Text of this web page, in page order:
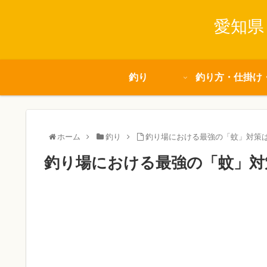
愛知
釣り 釣り方・仕掛け
ホーム 釣り 釣り場における最強の「蚊」対策
釣り場における最強の「蚊」